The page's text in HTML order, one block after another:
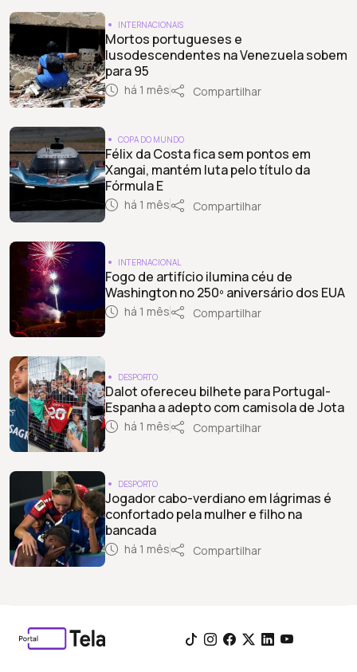
INTERNACIONAIS
Mortos portugueses e
lusodescendentes na Venezuela sobem
para 95
há 1 mês Compartilhar
COPA DO MUNDO
Félix da Costa fica sem pontos em
Xangai, mantém luta pelo título da
Fórmula E
há 1 mês Compartilhar
INTERNACIONAL
Fogo de artifício ilumina céu de
Washington no 250º aniversário dos EUA
há 1 mês Compartilhar
DESPORTO
Dalot ofereceu bilhete para Portugal-
Espanha a adepto com camisola de Jota
há 1 mês Compartilhar
DESPORTO
Jogador cabo-verdiano em lágrimas é
confortado pela mulher e filho na
bancada
há 1 mês Compartilhar